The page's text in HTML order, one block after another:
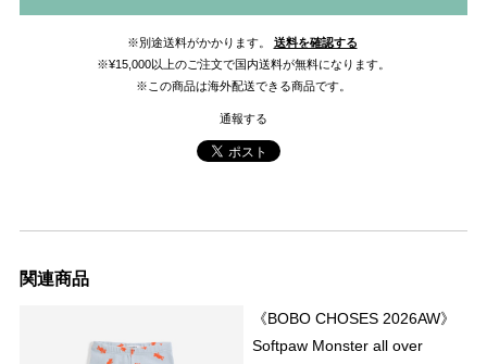
※別途送料がかかります。
送料を確認する
※¥15,000以上のご注文で国内送料が無料になります。
※この商品は海外配送できる商品です。
通報する
関連商品
《BOBO CHOSES 2026AW》
Softpaw Monster all over